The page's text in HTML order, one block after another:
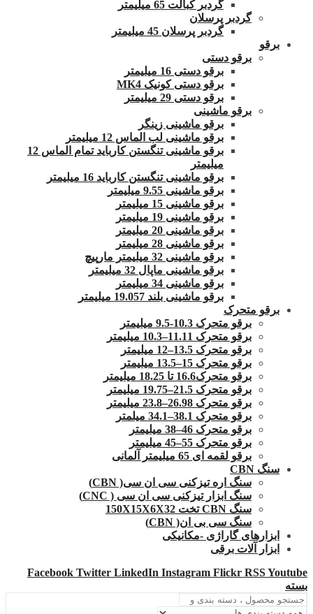
گردبر کبالت 65 میلیمتر
گردبر پرسلان
گردبر پرسلان 45 میلیمتر
برقو
برقو دستی
برقو دستی 16 میلیمتر
برقو دستی کونیک MK4
برقو دستی 29 میلیمتر
برقو ماشینی
برقو ماشینی زینگر
برقو ماشینی لب الماس 12 میلیمتر
برقو ماشینی تنگستن کارباید تمام الماس 12
میلیمتر
برقو ماشینی تنگستن کارباید 16 میلیمتر
برقو ماشینی 9.55 میلیمتر
برقو ماشینی 15 میلیمتر
برقو ماشینی 19 میلیمتر
برقو ماشینی 20 میلیمتر
برقو ماشینی 28 میلیمتر
برقو ماشینی 32 میلیمتر مارپیچ
برقو ماشینی ماپال 32 میلیمتر
برقو ماشینی 34 میلیمتر
برقو ماشینی بلند 19.057 میلیمتر
برقو متحرک
برقو متحرک 10.3-9.5 میلیمتر
برقو متحرک 11.11–10.3 میلیمتر
برقو متحرک 13.5–12 میلیمتر
برقو متحرک 15–13.5 میلیمتر
برقو متحرک16.6 تا 18.25 میلیمتر
برقو متحرک 21.5–19.75 میلیمتر
برقو متحرک 26.98–23.8 میلیمتر
برقو متحرک 38.1–34.1 میلمتر
برقو متحرک 46–38 میلیمتر
برقو متحرک 55–45 میلیمتر
برقو لقمه ای 65 میلیمتر آلمانی
سنگ CBN
سنگ اره تیزکنی سی ان سی( CBN)
سنگ ابزار تیزکنی سی ان سی ( CNC)
سنگ CBN تخت 150X15X6X32
سنگ سی بی ان( CBN)
ابزارهای گاراژی -مکانیکی
ابزار آلات برقی
Facebook Twitter LinkedIn Instagram Flickr RSSYoutube
بسته